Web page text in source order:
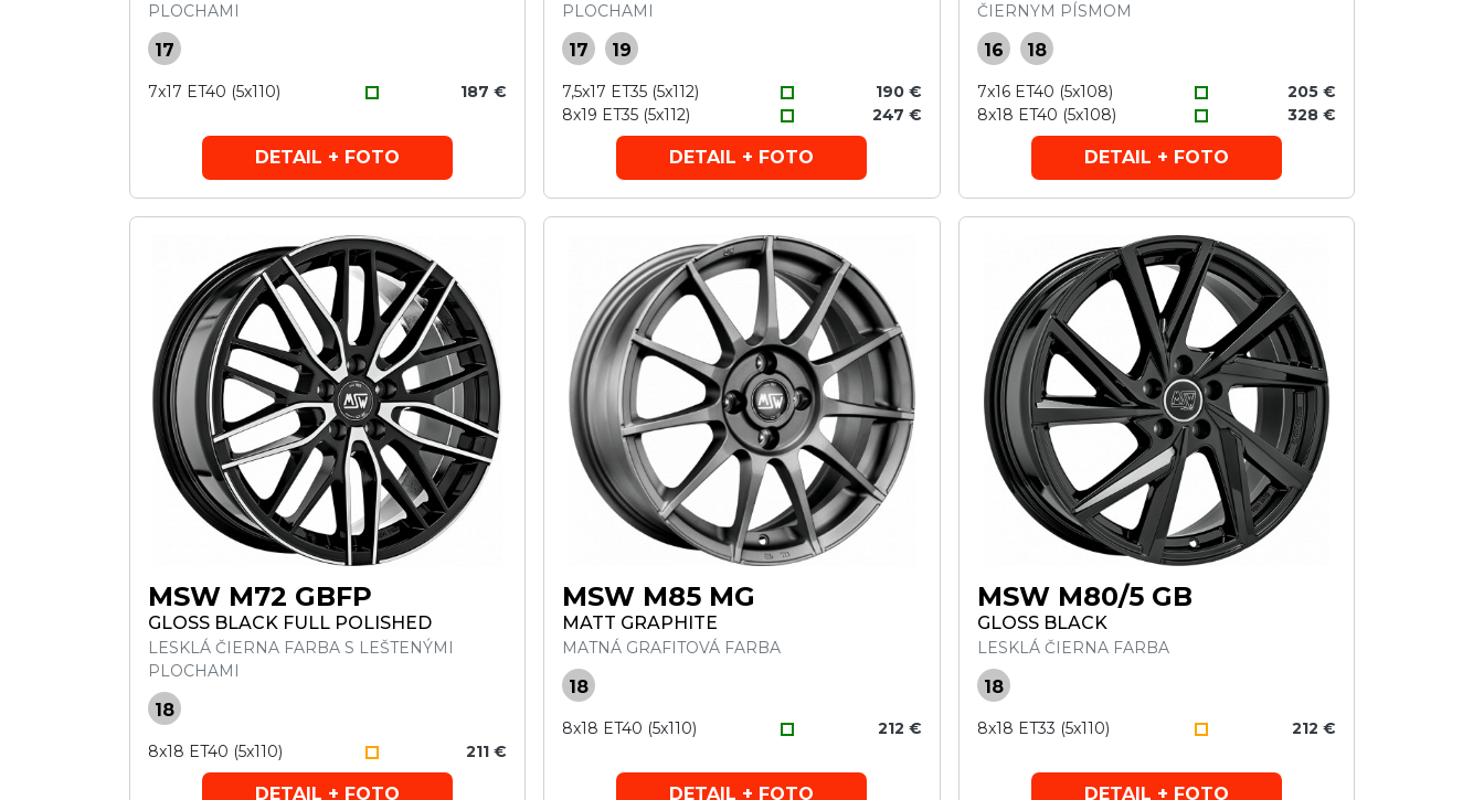
PLOCHAMI
17
7x17 ET40 (5x110) 187 €
DETAIL + FOTO
PLOCHAMI
17 19
7,5x17 ET35 (5x112)
190 €
8x19 ET35 (5x112)
247 €
DETAIL + FOTO
ČIERNYM PÍSMOM
16 18
7x16 ET40 (5x108)
205 €
8x18 ET40 (5x108)
328 €
DETAIL + FOTO
MSW M72 GBFP
GLOSS BLACK FULL POLISHED
LESKLÁ ČIERNA FARBA S LEŠTENÝMI
PLOCHAMI
18
8x18 ET40 (5x110) 211 €
DETAIL + FOTO
MSW M85 MG
MATT GRAPHITE
MATNÁ GRAFITOVÁ FARBA
18
8x18 ET40 (5x110) 212 €
DETAIL + FOTO
MSW M80/5 GB
GLOSS BLACK
LESKLÁ ČIERNA FARBA
18
8x18 ET33 (5x110) 212 €
DETAIL + FOTO